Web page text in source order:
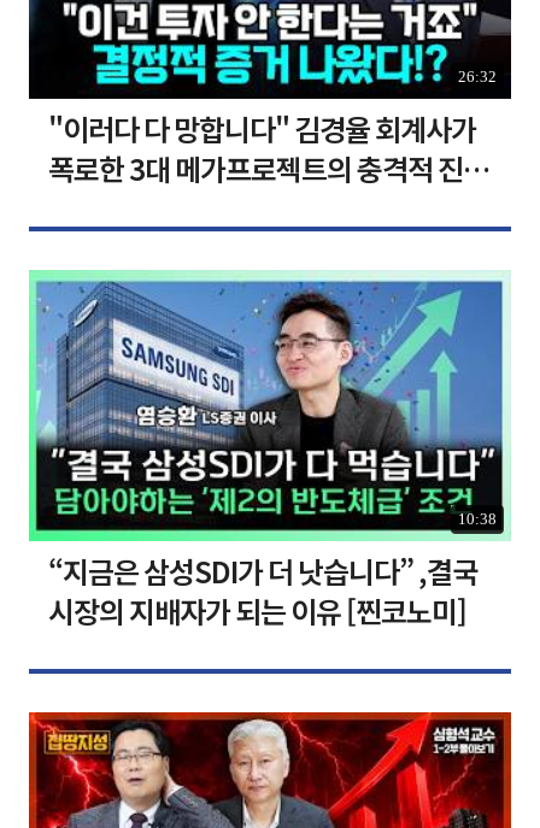
26:32
"이러다 다 망합니다" 김경율 회계사가
폭로한 3대 메가프로젝트의 충격적 진실
10:38
“지금은 삼성SDI가 더 낫습니다” ,결국
시장의 지배자가 되는 이유 [찐코노미]